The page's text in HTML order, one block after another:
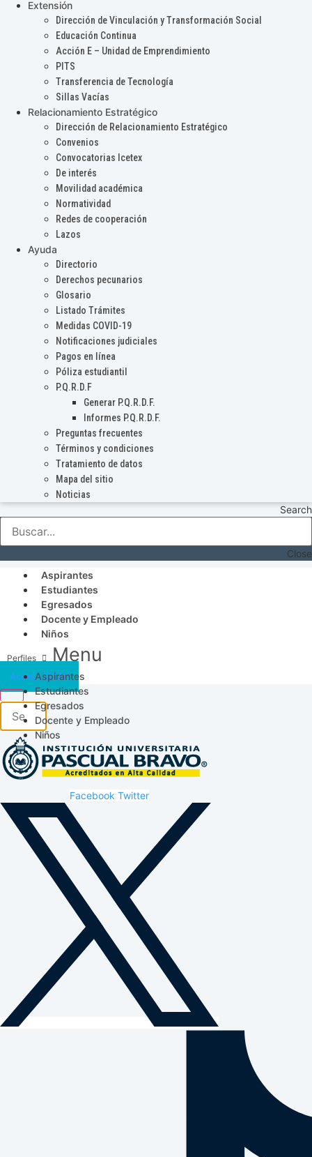
Extensión
Dirección de Vinculación y Transformación Social
Educación Continua
Acción E – Unidad de Emprendimiento
PITS
Transferencia de Tecnología
Sillas Vacías
Relacionamiento Estratégico
Dirección de Relacionamiento Estratégico
Convenios
Convocatorias Icetex
De interés
Movilidad académica
Normatividad
Redes de cooperación
Lazos
Ayuda
Directorio
Derechos pecunarios
Glosario
Listado Trámites
Medidas COVID-19
Notificaciones judiciales
Pagos en línea
Póliza estudiantil
P.Q.R.D.F
Generar P.Q.R.D.F.
Informes P.Q.R.D.F.
Preguntas frecuentes
Términos y condiciones
Tratamiento de datos
Mapa del sitio
Noticias
Search
Close
Aspirantes
Estudiantes
Egresados
Docente y Empleado
Niños
Menu
Aspirantes
Estudiantes
Egresados
Docente y Empleado
Niños
Acceso SICAU
Facebook Twitter